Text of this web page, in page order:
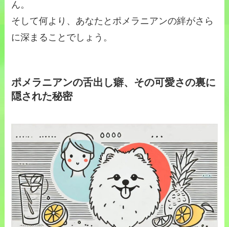
ん。
そして何より、あなたとポメラニアンの絆がさら
に深まることでしょう。
ポメラニアンの舌出し癖、その可愛さの裏に
隠された秘密